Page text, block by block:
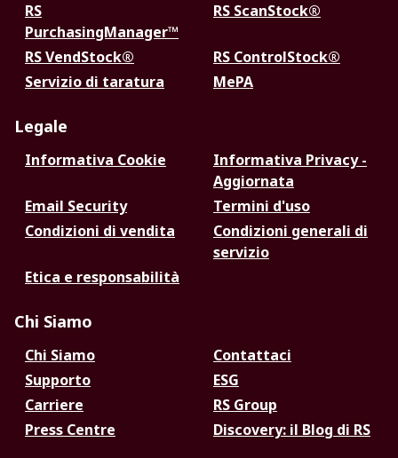
RS
PurchasingManager™
RS ScanStock®
RS VendStock®
RS ControlStock®
Servizio di taratura
MePA
Legale
Informativa Cookie
Informativa Privacy -
Aggiornata
Email Security
Termini d'uso
Condizioni di vendita
Condizioni generali di
servizio
Etica e responsabilità
Chi Siamo
Chi Siamo
Contattaci
Supporto
ESG
Carriere
RS Group
Press Centre
Discovery: il Blog di RS